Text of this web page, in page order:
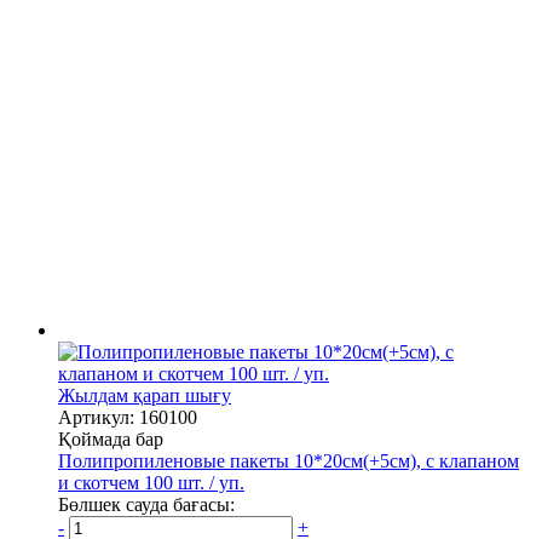
Жылдам қарап шығу
Артикул: 160100
Қоймада бар
Полипропиленовые пакеты 10*20см(+5см), с клапаном
и скотчем 100 шт. / уп.
Бөлшек сауда бағасы:
-
+